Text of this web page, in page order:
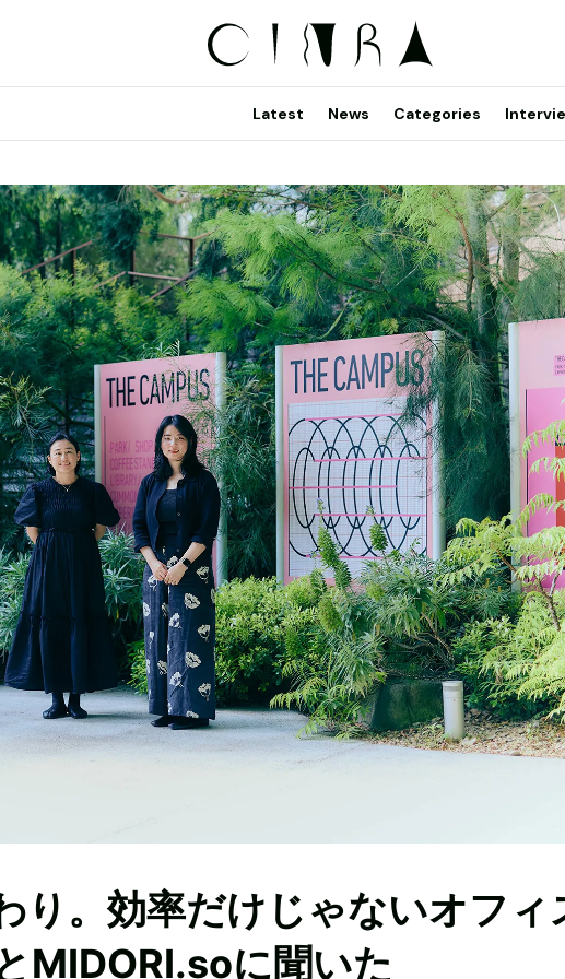
Latest News Categories
り。効率だけじゃないオフィ
MIDORI.soに聞いた